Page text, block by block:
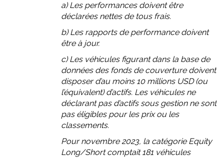
a) Les performances doivent être
déclarées nettes de tous frais.
b) Les rapports de performance doivent
être à jour.
c) Les véhicules figurant dans la base de
données des fonds de couverture doivent
disposer d’au moins 10 millions USD (ou
l’équivalent) d’actifs. Les véhicules ne
déclarant pas d’actifs sous gestion ne sont
pas éligibles pour les prix ou les
classements.
Pour novembre 2023, la catégorie Equity
Long/Short comptait 181 véhicules